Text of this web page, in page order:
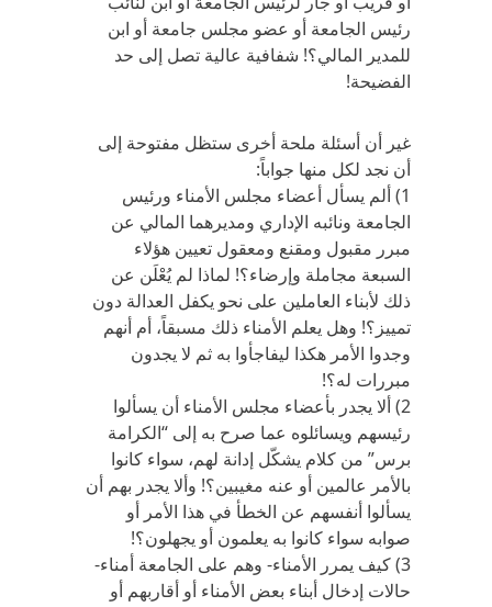
رئيس الجامعة أو عضو مجلس جامعة أو ابن
للمدير المالي؟! شفافية عالية تصل إلى حد
الفضيحة!
غير أن أسئلة ملحة أخرى ستظل مفتوحة إلى
أن نجد لكل منها جواباً:
1) ألم يسأل أعضاء مجلس الأمناء ورئيس
الجامعة ونائبه الإداري ومديرهما المالي عن
مبرر مقبول ومقنع ومعقول تعيين هؤلاء
السبعة مجاملة وإرضاء؟! لماذا لم يُعْلَن عن
ذلك لأبناء العاملين على نحو يكفل العدالة دون
تمييز؟! وهل يعلم الأمناء ذلك مسبقاً، أم أنهم
وجدوا الأمر هكذا ليفاجأوا به ثم لا يجدون
مبررات له؟!
2) ألا يجدر بأعضاء مجلس الأمناء أن يسألوا
رئيسهم ويسائلوه عما صرح به إلى “الكرامة
برس” من كلام يشكّل إدانة لهم، سواء كانوا
بالأمر عالمين أو عنه مغيبين؟! وألا يجدر بهم أن
يسألوا أنفسهم عن الخطأ في هذا الأمر أو
صوابه سواء كانوا به يعلمون أو يجهلون؟!
3) كيف يمرر الأمناء- وهم على الجامعة أمناء-
حالات إدخال أبناء بعض الأمناء أو أقاربهم أو